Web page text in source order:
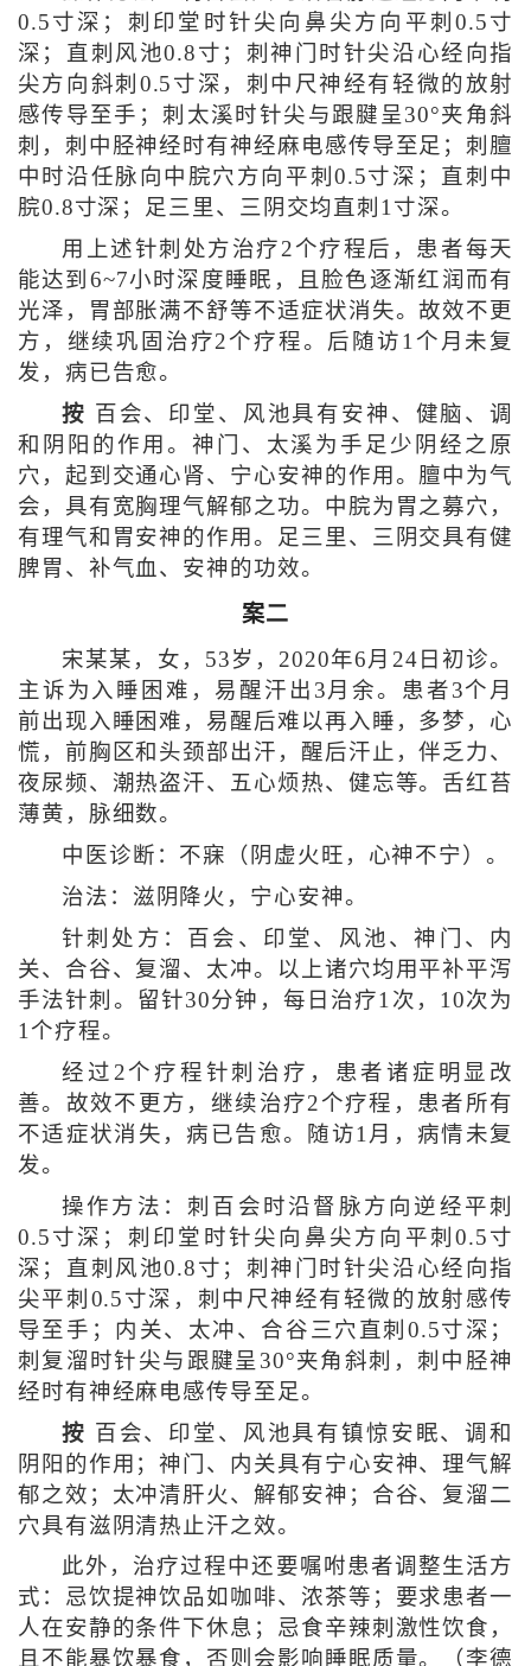
0.5寸深；刺印堂时针尖向鼻尖方向平刺0.5寸
深；直刺风池0.8寸；刺神门时针尖沿心经向指
尖方向斜刺0.5寸深，刺中尺神经有轻微的放射
感传导至手；刺太溪时针尖与跟腱呈30°夹角斜
刺，刺中胫神经时有神经麻电感传导至足；刺膻
中时沿任脉向中脘穴方向平刺0.5寸深；直刺中
脘0.8寸深；足三里、三阴交均直刺1寸深。
用上述针刺处方治疗2个疗程后，患者每天
能达到6~7小时深度睡眠，且脸色逐渐红润而有
光泽，胃部胀满不舒等不适症状消失。故效不更
方，继续巩固治疗2个疗程。后随访1个月未复
发，病已告愈。
按 百会、印堂、风池具有安神、健脑、调
和阴阳的作用。神门、太溪为手足少阴经之原
穴，起到交通心肾、宁心安神的作用。膻中为气
会，具有宽胸理气解郁之功。中脘为胃之募穴，
有理气和胃安神的作用。足三里、三阴交具有健
脾胃、补气血、安神的功效。
案二
宋某某，女，53岁，2020年6月24日初诊。
主诉为入睡困难，易醒汗出3月余。患者3个月
前出现入睡困难，易醒后难以再入睡，多梦，心
慌，前胸区和头颈部出汗，醒后汗止，伴乏力、
夜尿频、潮热盗汗、五心烦热、健忘等。舌红苔
薄黄，脉细数。
中医诊断：不寐（阴虚火旺，心神不宁）。
治法：滋阴降火，宁心安神。
针刺处方：百会、印堂、风池、神门、内
关、合谷、复溜、太冲。以上诸穴均用平补平泻
手法针刺。留针30分钟，每日治疗1次，10次为
1个疗程。
经过2个疗程针刺治疗，患者诸症明显改
善。故效不更方，继续治疗2个疗程，患者所有
不适症状消失，病已告愈。随访1月，病情未复
发。
操作方法：刺百会时沿督脉方向逆经平刺
0.5寸深；刺印堂时针尖向鼻尖方向平刺0.5寸
深；直刺风池0.8寸；刺神门时针尖沿心经向指
尖平刺0.5寸深，刺中尺神经有轻微的放射感传
导至手；内关、太冲、合谷三穴直刺0.5寸深；
刺复溜时针尖与跟腱呈30°夹角斜刺，刺中胫神
经时有神经麻电感传导至足。
按 百会、印堂、风池具有镇惊安眠、调和
阴阳的作用；神门、内关具有宁心安神、理气解
郁之效；太冲清肝火、解郁安神；合谷、复溜二
穴具有滋阴清热止汗之效。
此外，治疗过程中还要嘱咐患者调整生活方
式：忌饮提神饮品如咖啡、浓茶等；要求患者一
人在安静的条件下休息；忌食辛辣刺激性饮食，
且不能暴饮暴食，否则会影响睡眠质量。（李德